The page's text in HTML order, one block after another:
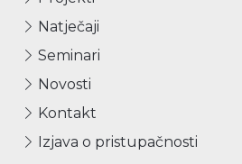
Natječaji
Seminari
Novosti
Kontakt
Izjava o pristupačnosti